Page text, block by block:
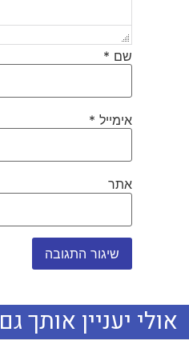
שם *
אימייל *
אתר
אולי יעניין אותך גם